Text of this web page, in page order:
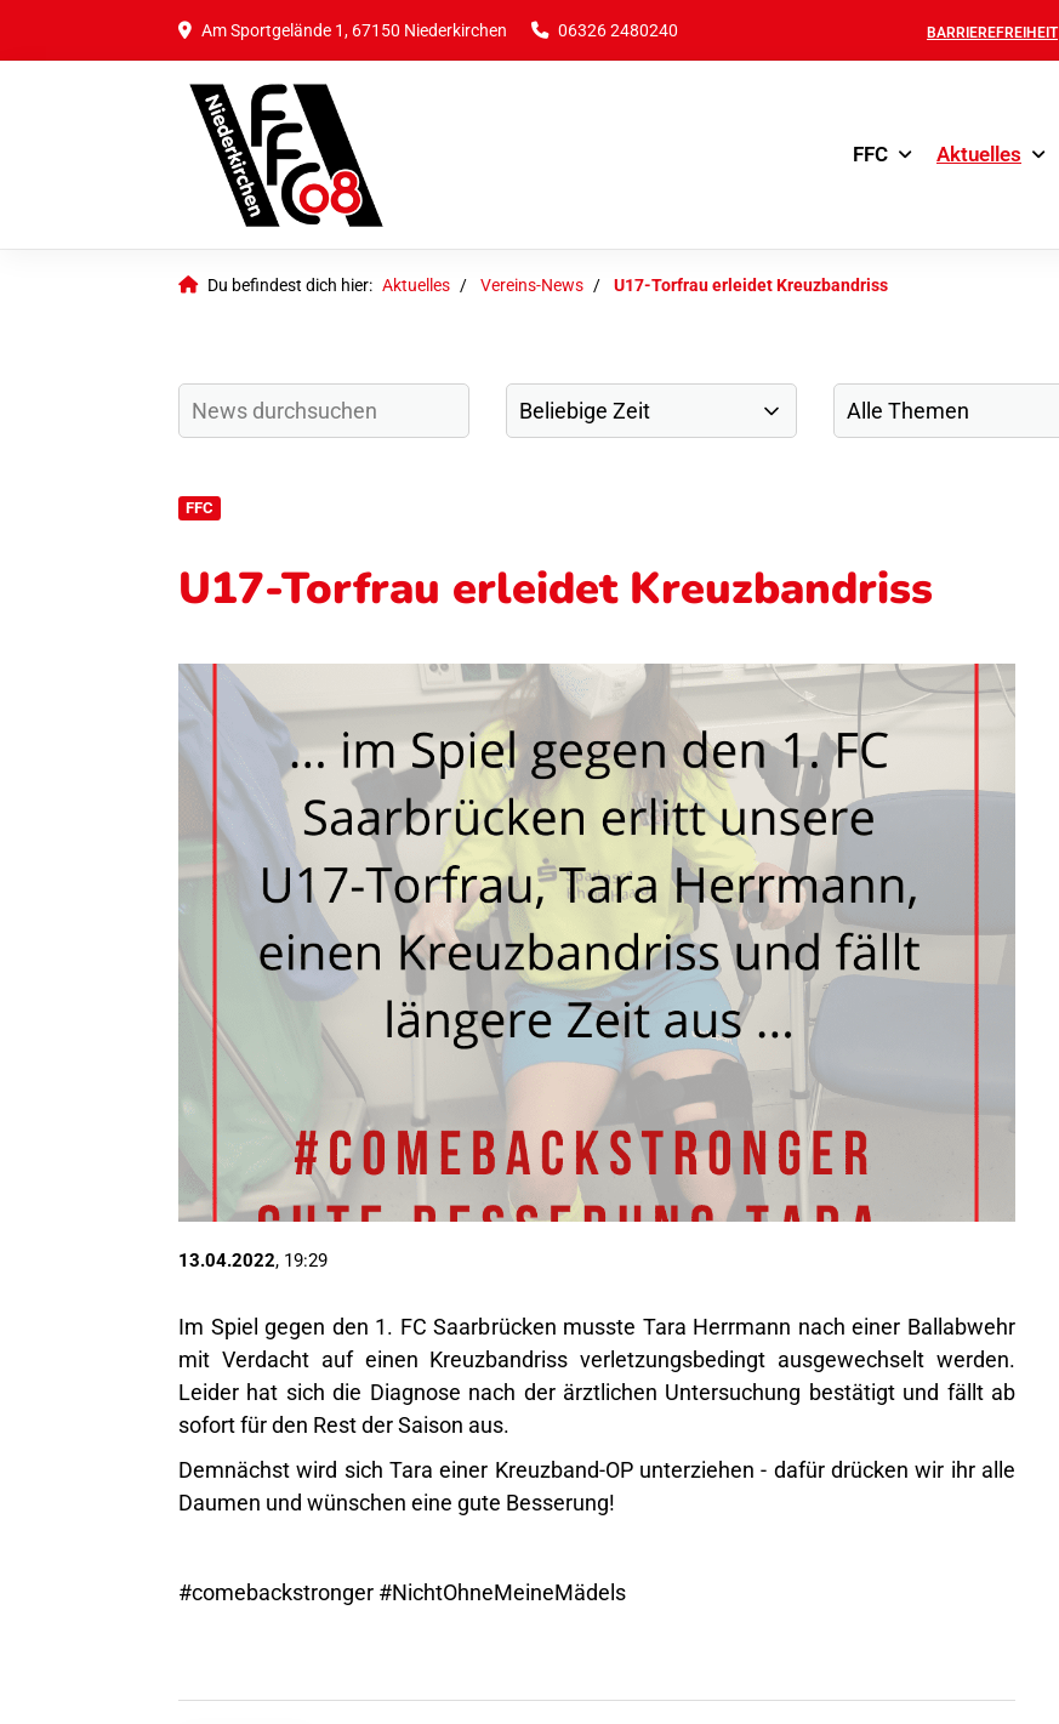
Am Sportgelände 1, 67150 Niederkirchen 06326 2480240 BARRIEREFREIHEIT
FFC Aktuelles
Du befindest dich hier: Aktuelles Vereins-News U17-Torfrau erleidet Kreuzbandriss
FFC
U17-Torfrau erleidet Kreuzbandriss
13.04.2022, 19:29
Im Spiel gegen den 1. FC Saarbrücken musste Tara Herrmann nach einer Ballabwehr
mit Verdacht auf einen Kreuzbandriss verletzungsbedingt ausgewechselt werden.
Leider hat sich die Diagnose nach der ärztlichen Untersuchung bestätigt und fällt ab
sofort für den Rest der Saison aus.
Demnächst wird sich Tara einer Kreuzband-OP unterziehen - dafür drücken wir ihr alle
Daumen und wünschen eine gute Besserung!
#comebackstronger #NichtOhneMeineMädels